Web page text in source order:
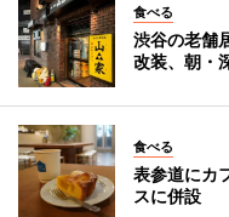
食べる
渋谷の老舗
改装、朝・
食べる
表参道にカ
スに併設